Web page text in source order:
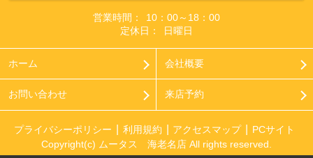
営業時間：
10：00～18：00
定休日：
日曜日
ホーム 会社概要
お問い合わせ 来店予約
プライバシーポリシー 利用規約 アクセスマップ
PCサイト
Copyright(c) ムータス 海老名店 All rights reserved.